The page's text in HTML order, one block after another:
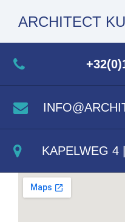
ARCHITECT
KAPELWEG 4